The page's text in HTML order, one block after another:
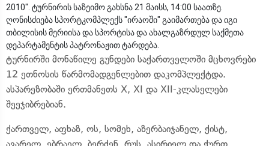
2010". ტურნირის საზეიმო გახსნა 21 მაისს, 14:00 საათზე.
ღონისძიება სპორტკომპლექს "ირაოში" გაიმართება და იგი
თბილისის მერიისა და სპორტისა და ახალგაზრდულ საქმეთა
დეპარტამენტის პატრონაჟით ტარდება.
ტურნირში მონაწილე გუნდები საქართველოში მცხოვრები
12 ეთნოსის წარმომადგენლებით დაკომპლექტდა.
ასპარეზობაში ერთმანეთს X, XI და XII-კლასელები
შეეჯიბრებიან.
ქართველ, აფხაზ, ოს, სომეხ, აზერბაიჯანელ, ქისტ,